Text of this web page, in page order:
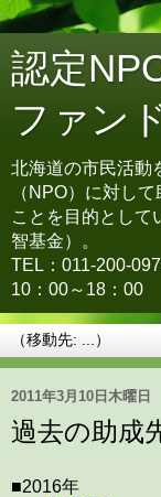
認定
ファン
北海道の市民活動
（NPO）に対し
ことを目的として
智基金）。
TEL：011-200-
10：00～18：00
2011年3月10日木曜日
過去の助成
■2016年